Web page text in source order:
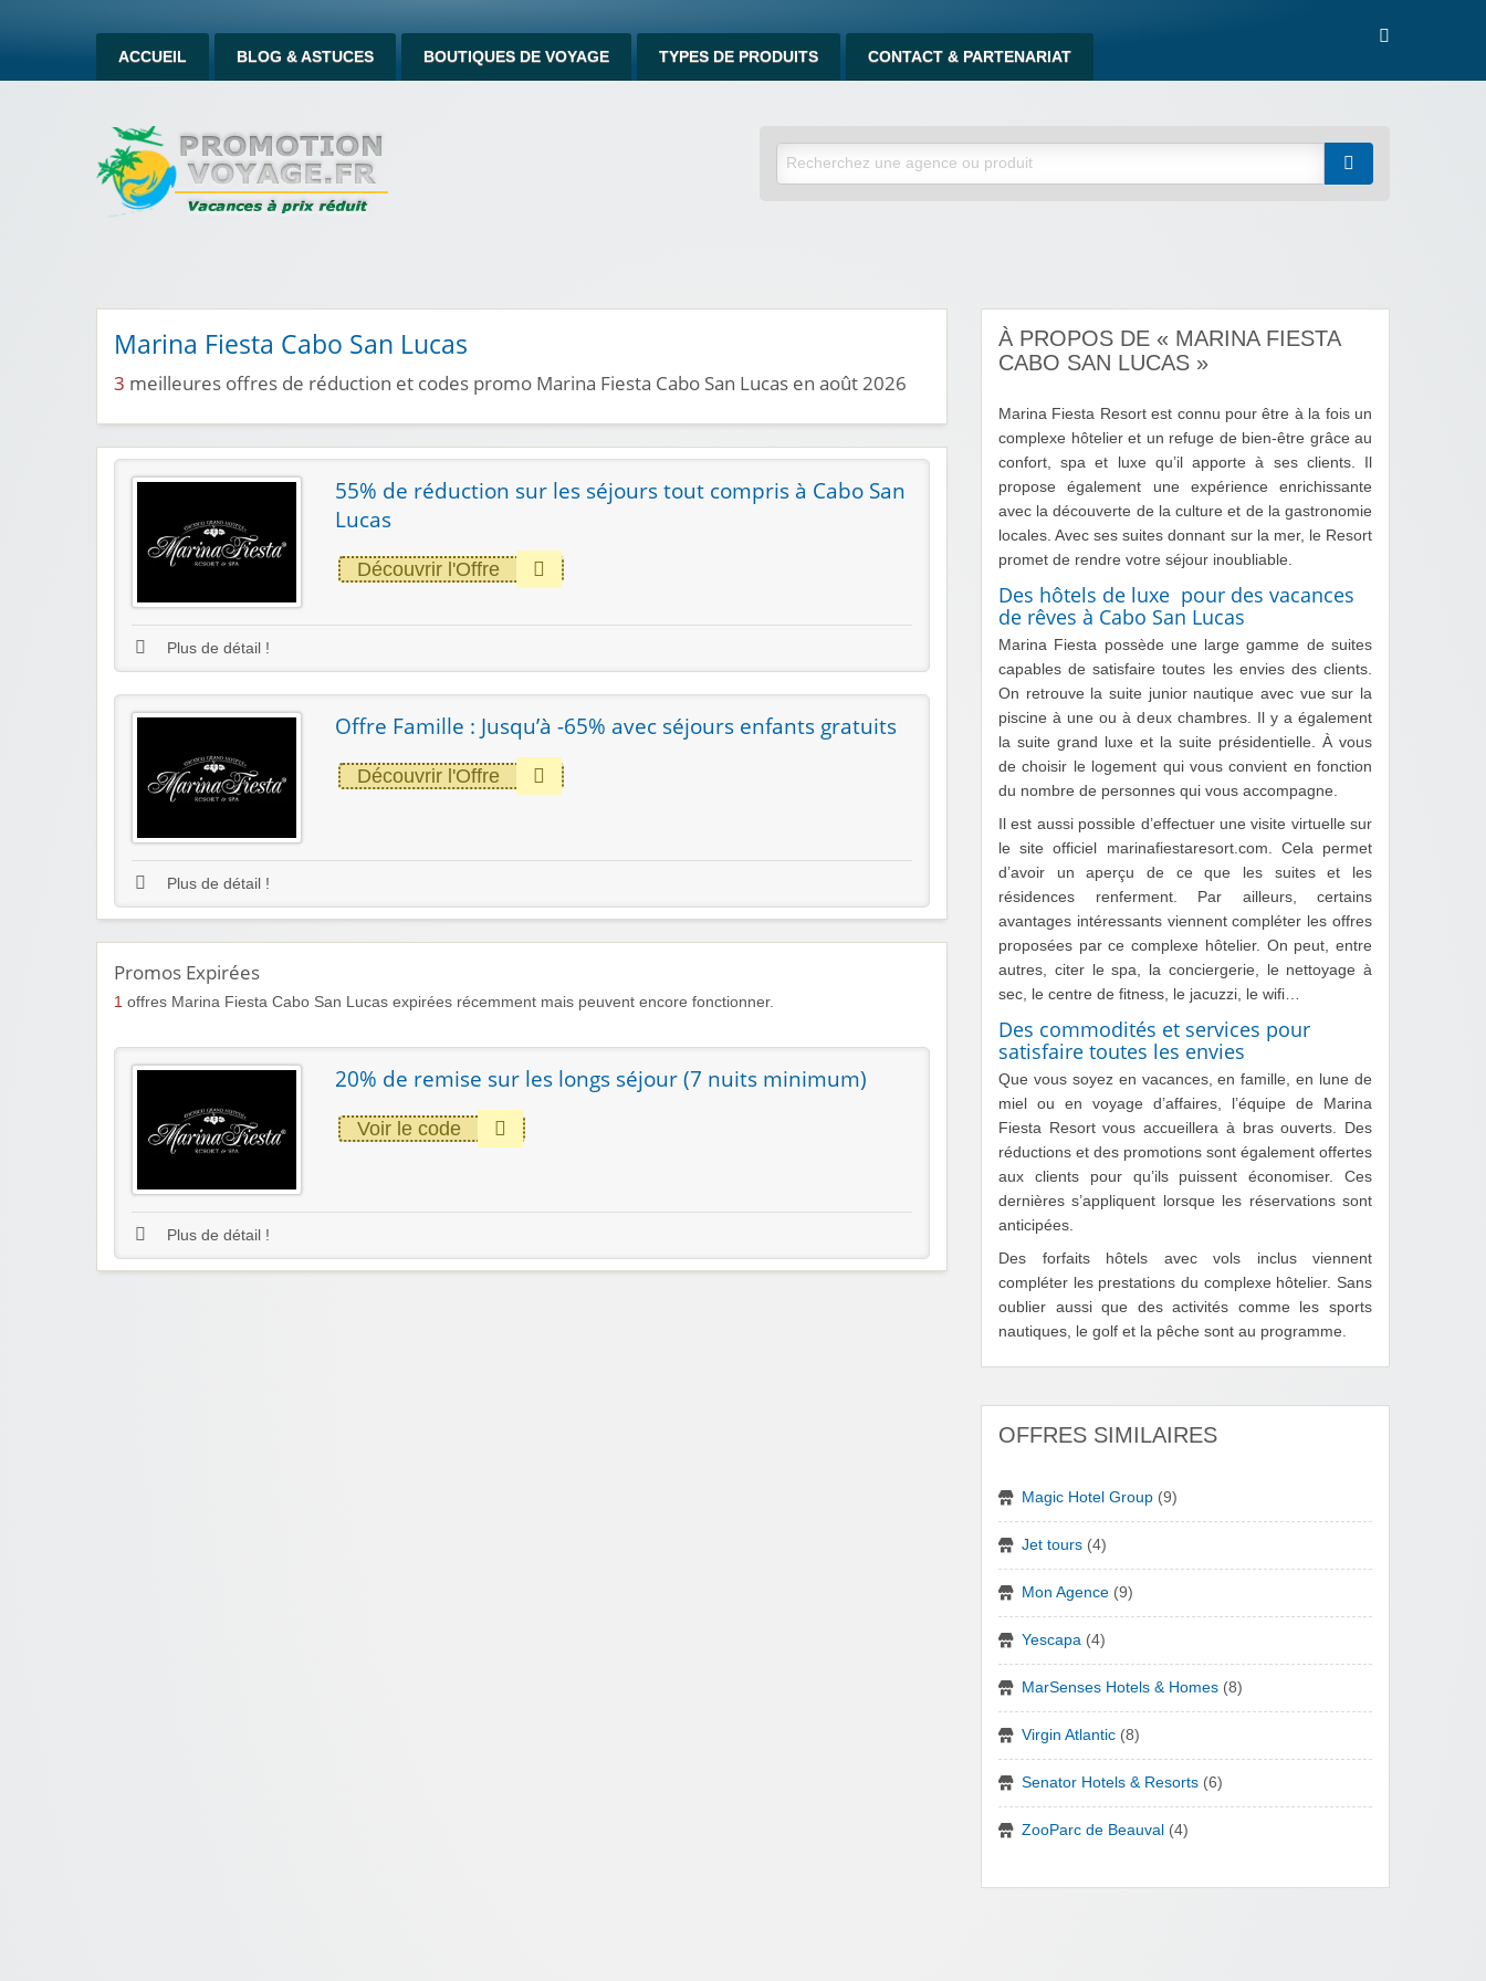
ACCUEIL BLOG & ASTUCES BOUTIQUES DE VOYAGE TYPES DE PRODUITS CONTACT & PARTENARIAT
Marina Fiesta Cabo San Lucas
3 meilleures offres de réduction et codes promo Marina Fiesta Cabo San Lucas en août 2026
55% de réduction sur les séjours tout compris à Cabo San
Lucas
Découvrir l'Offre
Plus de détail !
Offre Famille : Jusqu’à -65% avec séjours enfants gratuits
Découvrir l'Offre
Plus de détail !
Promos Expirées
1 offres Marina Fiesta Cabo San Lucas expirées récemment mais peuvent encore fonctionner.
20% de remise sur les longs séjour (7 nuits minimum)
Voir le code
Plus de détail !
À PROPOS DE « MARINA FIESTA
CABO SAN LUCAS »
Marina Fiesta Resort est connu pour être à la fois un
complexe hôtelier et un refuge de bien-être grâce au
confort, spa et luxe qu’il apporte à ses clients. Il
propose également une expérience enrichissante
avec la découverte de la culture et de la gastronomie
locales. Avec ses suites donnant sur la mer, le Resort
promet de rendre votre séjour inoubliable.
Des hôtels de luxe pour des vacances
de rêves à Cabo San Lucas
Marina Fiesta possède une large gamme de suites
capables de satisfaire toutes les envies des clients.
On retrouve la suite junior nautique avec vue sur la
piscine à une ou à deux chambres. Il y a également
la suite grand luxe et la suite présidentielle. À vous
de choisir le logement qui vous convient en fonction
du nombre de personnes qui vous accompagne.
Il est aussi possible d’effectuer une visite virtuelle sur
le site officiel marinafiestaresort.com. Cela permet
d’avoir un aperçu de ce que les suites et les
résidences renferment. Par ailleurs, certains
avantages intéressants viennent compléter les offres
proposées par ce complexe hôtelier. On peut, entre
autres, citer le spa, la conciergerie, le nettoyage à
sec, le centre de fitness, le jacuzzi, le wifi…
Des commodités et services pour
satisfaire toutes les envies
Que vous soyez en vacances, en famille, en lune de
miel ou en voyage d’affaires, l’équipe de Marina
Fiesta Resort vous accueillera à bras ouverts. Des
réductions et des promotions sont également offertes
aux clients pour qu’ils puissent économiser. Ces
dernières s’appliquent lorsque les réservations sont
anticipées.
Des forfaits hôtels avec vols inclus viennent
compléter les prestations du complexe hôtelier. Sans
oublier aussi que des activités comme les sports
nautiques, le golf et la pêche sont au programme.
OFFRES SIMILAIRES
Magic Hotel Group (9)
Jet tours (4)
Mon Agence (9)
Yescapa (4)
MarSenses Hotels & Homes (8)
Virgin Atlantic (8)
Senator Hotels & Resorts (6)
ZooParc de Beauval (4)